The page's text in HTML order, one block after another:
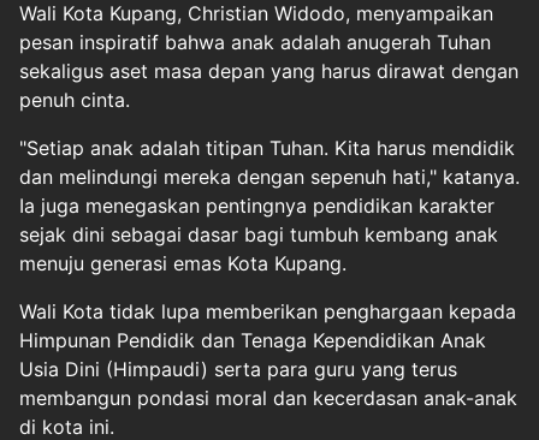
Wali Kota Kupang, Christian Widodo, menyampaikan
pesan inspiratif bahwa anak adalah anugerah Tuhan
sekaligus aset masa depan yang harus dirawat dengan
penuh cinta.
"Setiap anak adalah titipan Tuhan. Kita harus mendidik
dan melindungi mereka dengan sepenuh hati," katanya.
Ia juga menegaskan pentingnya pendidikan karakter
sejak dini sebagai dasar bagi tumbuh kembang anak
menuju generasi emas Kota Kupang.
Wali Kota tidak lupa memberikan penghargaan kepada
Himpunan Pendidik dan Tenaga Kependidikan Anak
Usia Dini (Himpaudi) serta para guru yang terus
membangun pondasi moral dan kecerdasan anak-anak
di kota ini.